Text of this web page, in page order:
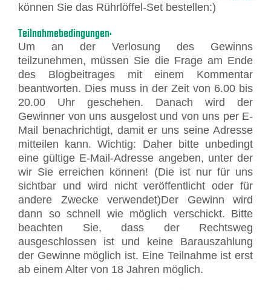
können Sie das Rührlöffel-Set bestellen:)
Teilnahmebedingungen:
Um an der Verlosung des Gewinns
teilzunehmen, müssen Sie die Frage am Ende
des Blogbeitrages mit einem Kommentar
beantworten. Dies muss in der Zeit von 6.00 bis
20.00 Uhr geschehen. Danach wird der
Gewinner von uns ausgelost und von uns per E-
Mail benachrichtigt, damit er uns seine Adresse
mitteilen kann. Wichtig: Daher bitte unbedingt
eine gültige E-Mail-Adresse angeben, unter der
wir Sie erreichen können! (Die ist nur für uns
sichtbar und wird nicht veröffentlicht oder für
andere Zwecke verwendet)Der Gewinn wird
dann so schnell wie möglich verschickt. Bitte
beachten Sie, dass der Rechtsweg
ausgeschlossen ist und keine Barauszahlung
der Gewinne möglich ist. Eine Teilnahme ist erst
ab einem Alter von 18 Jahren möglich.